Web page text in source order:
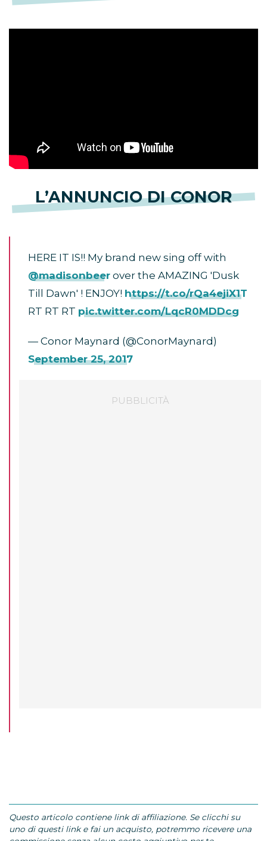
L’ANNUNCIO DI CONOR
HERE IT IS!! My brand new sing off with
@madisonbeer over the AMAZING 'Dusk
Till Dawn' ! ENJOY! https://t.co/rQa4ejiX1T
RT RT RT pic.twitter.com/LqcR0MDDcg
— Conor Maynard (@ConorMaynard)
September 25, 2017
Questo articolo contiene link di affiliazione. Se clicchi su
uno di questi link e fai un acquisto, potremmo ricevere una